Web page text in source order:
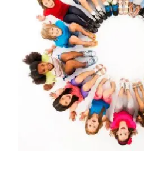
Atendimento Online
não?
Atendimento